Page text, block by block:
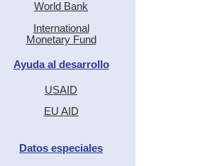
World Bank
International
Monetary Fund
Ayuda al desarrollo
USAID
EU AID
Datos especiales